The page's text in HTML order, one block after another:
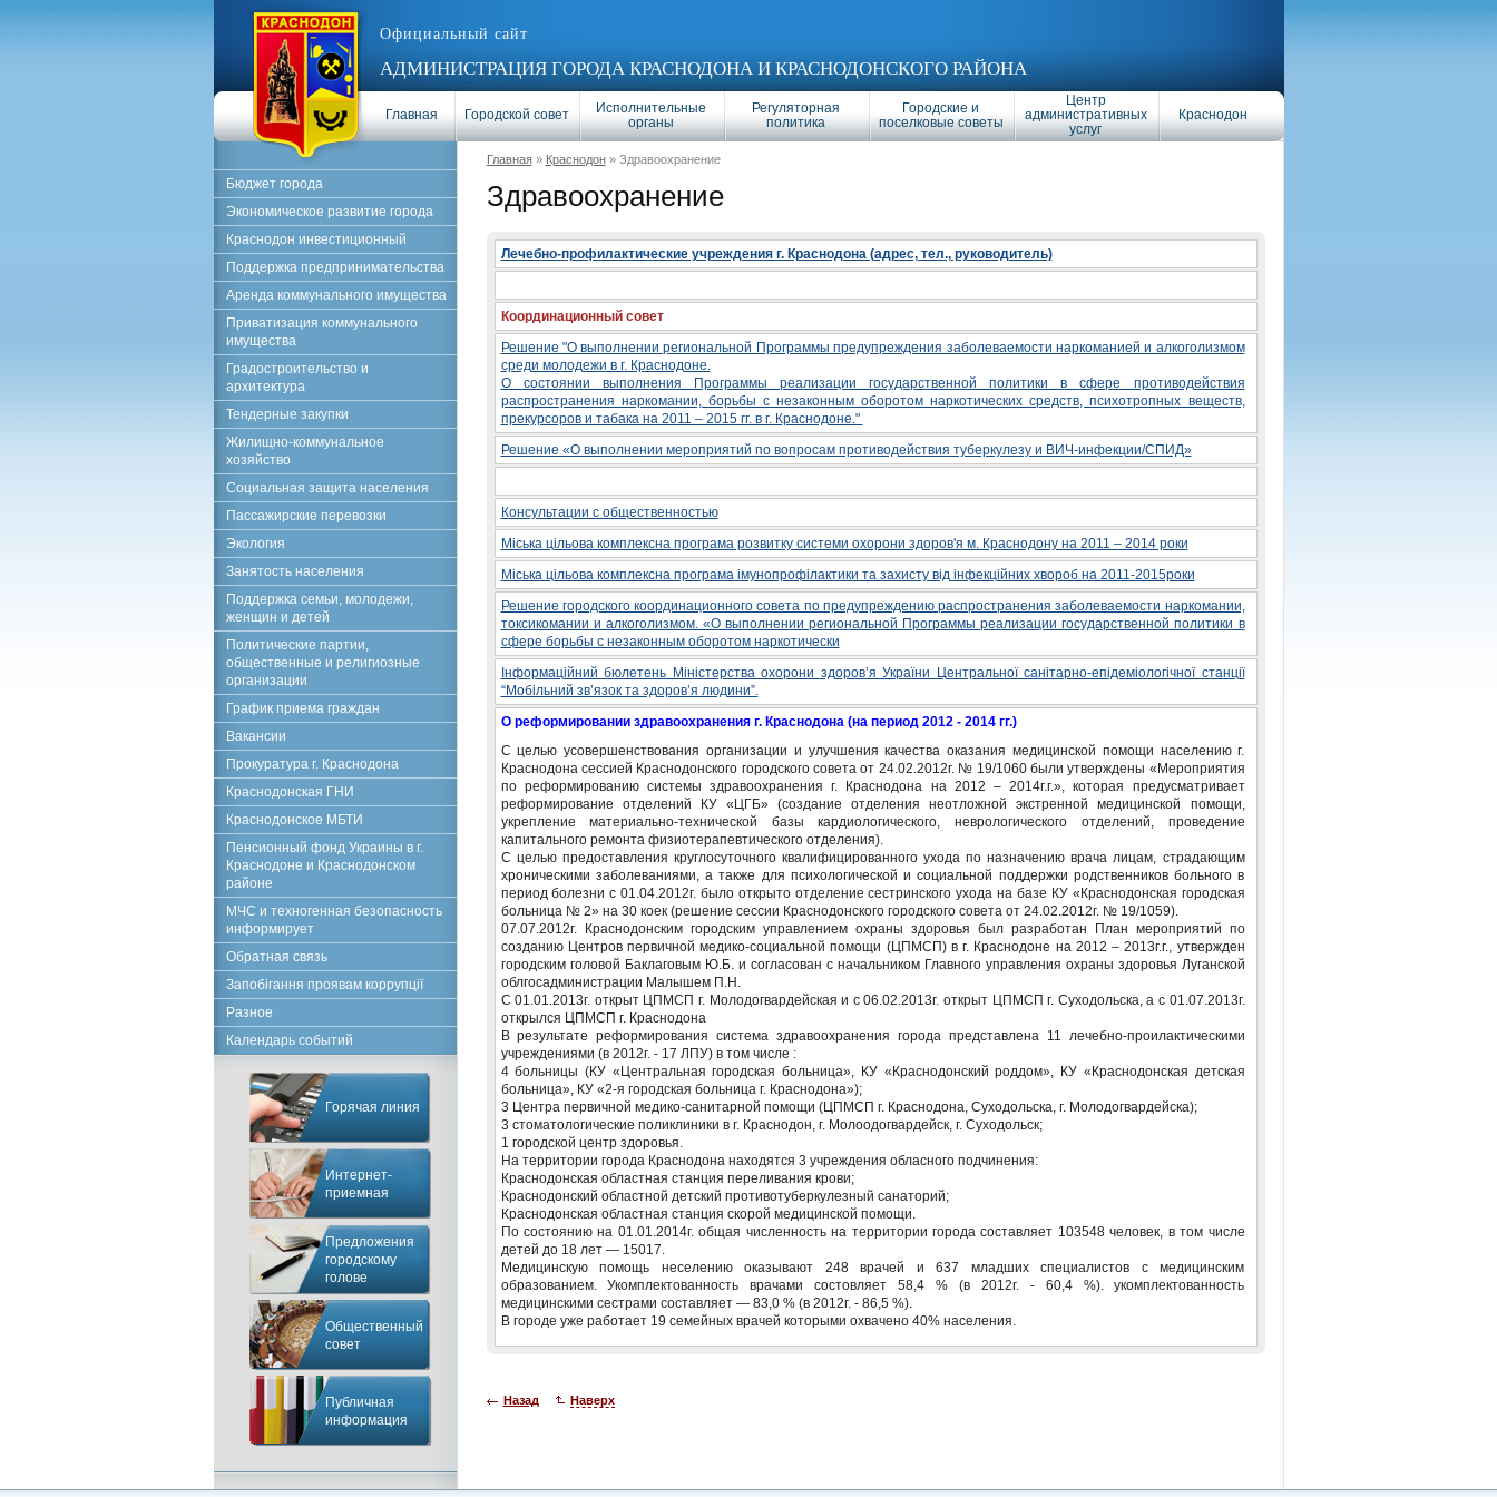
Официальный сайт
АДМИНИСТРАЦИЯ ГОРОДА КРАСНОДОНА И КРАСНОДОНСКОГО РАЙОНА
Главная Городской совет
Исполнительные
органы
Регуляторная
политика
Городские и
поселковые советы
Центр
административных
услуг
Краснодон
Главная» Краснодон» Здравоохранение
Здравоохранение
Лечебно-профилактические учреждения г. Краснодона (адрес, тел., руководитель)
Координационный совет
Решение "О выполнении региональной Программы предупреждения заболеваемости наркоманией и алкоголизмом
среди молодежи в г. Краснодоне.
О состоянии выполнения Программы реализации государственной политики в сфере противодействия
распространения наркомании, борьбы с незаконным оборотом наркотических средств, психотропных веществ,
прекурсоров и табака на 2011 – 2015 гг. в г. Краснодоне."
Решение «О выполнении мероприятий по вопросам противодействия туберкулезу и ВИЧ-инфекции/СПИД»
Консультации с общественностью
Міська цільова комплексна програма розвитку системи охорони здоров'я м. Краснодону на 2011 – 2014 роки
Міська цільова комплексна програма імунопрофілактики та захисту від інфекційних хвороб на 2011-2015роки
Решение городского координационного совета по предупреждению распространения заболеваемости наркомании,
токсикомании и алкоголизмом. «О выполнении региональной Программы реализации государственной политики в
сфере борьбы с незаконным оборотом наркотически
Інформаційний бюлетень Міністерства охорони здоров’я України Центральної санітарно-епідеміологічної станції
“Мобільний зв’язок та здоров’я людини”.
О реформировании здравоохранения г. Краснодона (на период 2012 - 2014 гг.)
С целью усовершенствования организации и улучшения качества оказания медицинской помощи населению г.
Краснодона сессией Краснодонского городского совета от 24.02.2012г. № 19/1060 были утверждены «Мероприятия
по реформированию системы здравоохранения г. Краснодона на 2012 – 2014г.г.», которая предусматривает
реформирование отделений КУ «ЦГБ» (создание отделения неотложной экстренной медицинской помощи,
укрепление материально-технической базы кардиологического, неврологического отделений, проведение
капитального ремонта физиотерапевтического отделения).
С целью предоставления круглосуточного квалифицированного ухода по назначению врача лицам, страдающим
хроническими заболеваниями, а также для психологической и социальной поддержки родственников больного в
период болезни с 01.04.2012г. было открыто отделение сестринского ухода на базе КУ «Краснодонская городская
больница № 2» на 30 коек (решение сессии Краснодонского городского совета от 24.02.2012г. № 19/1059).
07.07.2012г. Краснодонским городским управлением охраны здоровья был разработан План мероприятий по
созданию Центров первичной медико-социальной помощи (ЦПМСП) в г. Краснодоне на 2012 – 2013г.г., утвержден
городским головой Баклаговым Ю.Б. и согласован с начальником Главного управления охраны здоровья Луганской
облгосадминистрации Малышем П.Н.
С 01.01.2013г. открыт ЦПМСП г. Молодогвардейская и с 06.02.2013г. открыт ЦПМСП г. Суходольска, а с 01.07.2013г.
открылся ЦПМСП г. Краснодона
В результате реформирования система здравоохранения города представлена 11 лечебно-проилактическими
учреждениями (в 2012г. - 17 ЛПУ) в том числе :
4 больницы (КУ «Центральная городская больница», КУ «Краснодонский роддом», КУ «Краснодонская детская
больница», КУ «2-я городская больница г. Краснодона»);
3 Центра первичной медико-санитарной помощи (ЦПМСП г. Краснодона, Суходольска, г. Молодогвардейска);
3 стоматологические поликлиники в г. Краснодон, г. Молоодогвардейск, г. Суходольск;
1 городской центр здоровья.
На территории города Краснодона находятся 3 учреждения обласного подчинения:
Краснодонская областная станция переливания крови;
Краснодонский областной детский противотуберкулезный санаторий;
Краснодонская областная станция скорой медицинской помощи.
По состоянию на 01.01.2014г. общая численность на территории города составляет 103548 человек, в том числе
детей до 18 лет — 15017.
Медицинскую помощь неселению оказывают 248 врачей и 637 младших специалистов с медицинским
образованием. Укомплектованность врачами состовляет 58,4 % (в 2012г. - 60,4 %). укомплектованность
медицинскими сестрами составляет — 83,0 % (в 2012г. - 86,5 %).
В городе уже работает 19 семейных врачей которыми охвачено 40% населения.
Назад Наверх
Бюджет города
Экономическое развитие города
Краснодон инвестиционный
Поддержка предпринимательства
Аренда коммунального имущества
Приватизация коммунального
имущества
Градостроительство и
архитектура
Тендерные закупки
Жилищно-коммунальное
хозяйство
Социальная защита населения
Пассажирские перевозки
Экология
Занятость населения
Поддержка семьи, молодежи,
женщин и детей
Политические партии,
общественные и религиозные
организации
График приема граждан
Вакансии
Прокуратура г. Краснодона
Краснодонская ГНИ
Краснодонское МБТИ
Пенсионный фонд Украины в г.
Краснодоне и Краснодонском
районе
МЧС и техногенная безопасность
информирует
Обратная связь
Запобігання проявам коррупції
Разное
Календарь событий
Горячая линия
Интернет-
приемная
Предложения
городскому
голове
Общественный
совет
Публичная
информация